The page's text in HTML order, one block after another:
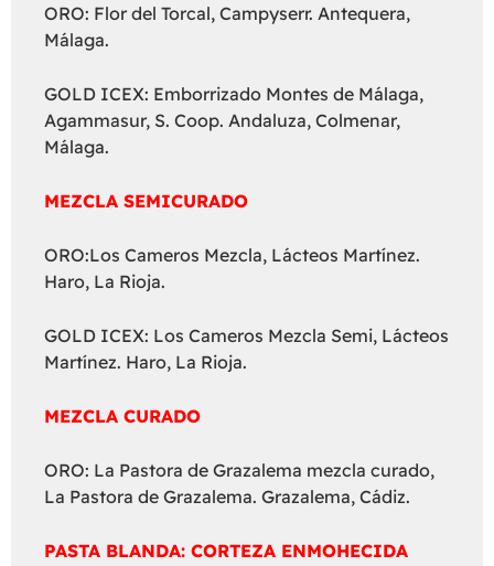
ORO: Flor del Torcal, Campyserr. Antequera,
Málaga.
GOLD ICEX: Emborrizado Montes de Málaga,
Agammasur, S. Coop. Andaluza, Colmenar,
Málaga.
MEZCLA SEMICURADO
ORO:Los Cameros Mezcla, Lácteos Martínez.
Haro, La Rioja.
GOLD ICEX: Los Cameros Mezcla Semi, Lácteos
Martínez. Haro, La Rioja.
MEZCLA CURADO
ORO: La Pastora de Grazalema mezcla curado,
La Pastora de Grazalema. Grazalema, Cádiz.
PASTA BLANDA: CORTEZA ENMOHECIDA